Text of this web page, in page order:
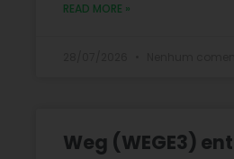
READ MORE »
Weg (WEGE3)